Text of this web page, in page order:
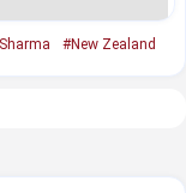
#New Zealand